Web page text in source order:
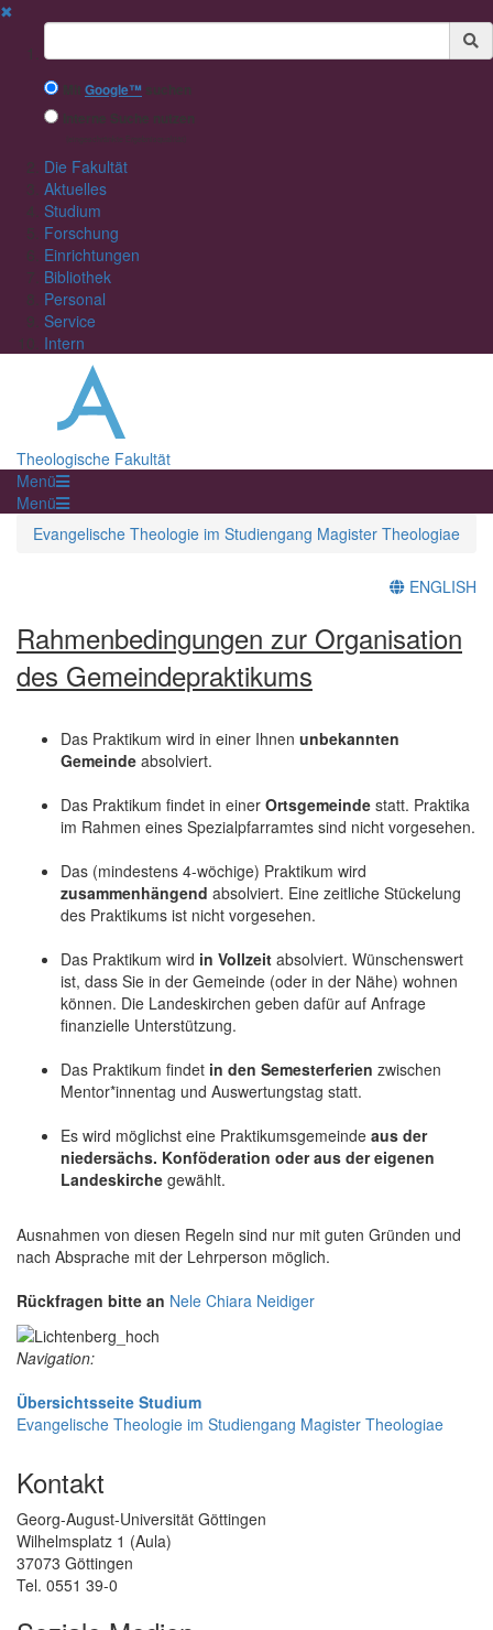
✖
Suchbegriff
Mit Google™ suchen
Interne Suche nutzen
Die Fakultät
Aktuelles
Studium
Forschung
Einrichtungen
Bibliothek
Personal
Service
Intern
Theologische Fakultät
Menü
Menü
Evangelische Theologie im Studiengang Magister Theologiae
ENGLISH
Rahmenbedingungen zur Organisation
des Gemeindepraktikums
Das Praktikum wird in einer Ihnen unbekannten
Gemeinde absolviert.
Das Praktikum findet in einer Ortsgemeinde statt. Praktika
im Rahmen eines Spezialpfarramtes sind nicht vorgesehen.
Das (mindestens 4-wöchige) Praktikum wird
zusammenhängend absolviert. Eine zeitliche Stückelung
des Praktikums ist nicht vorgesehen.
Das Praktikum wird in Vollzeit absolviert. Wünschenswert
ist, dass Sie in der Gemeinde (oder in der Nähe) wohnen
können. Die Landeskirchen geben dafür auf Anfrage
finanzielle Unterstützung.
Das Praktikum findet in den Semesterferien zwischen
Mentor*innentag und Auswertungstag statt.
Es wird möglichst eine Praktikumsgemeinde aus der
niedersächs. Konföderation oder aus der eigenen
Landeskirche gewählt.
Ausnahmen von diesen Regeln sind nur mit guten Gründen und
nach Absprache mit der Lehrperson möglich.
Rückfragen bitte an Nele Chiara Neidiger
Navigation:
Übersichtsseite Studium
Evangelische Theologie im Studiengang Magister Theologiae
Kontakt
Georg-August-Universität Göttingen
Wilhelmsplatz 1 (Aula)
37073 Göttingen
Tel. 0551 39-0